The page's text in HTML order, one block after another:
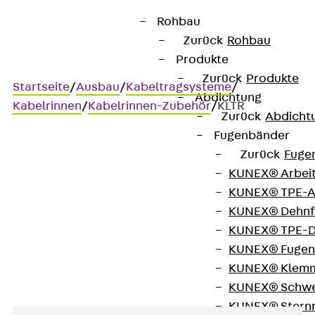
Rohbau
Zurück Rohbau
Produkte
Zurück Produkte
Abdichtung
Zurück
Fugenbänder
Zurück
KUNEX®
KUNEX®
KUNEX®
KUNEX®
KUNEX®
KUNEX®
KUNEX®
KUNEX®
Startseite/Ausbau/Kabeltragsysteme/
Kabelrinnen/Kabelrinnen-Zubehör/KLTR
Trägerklemmbefestigung